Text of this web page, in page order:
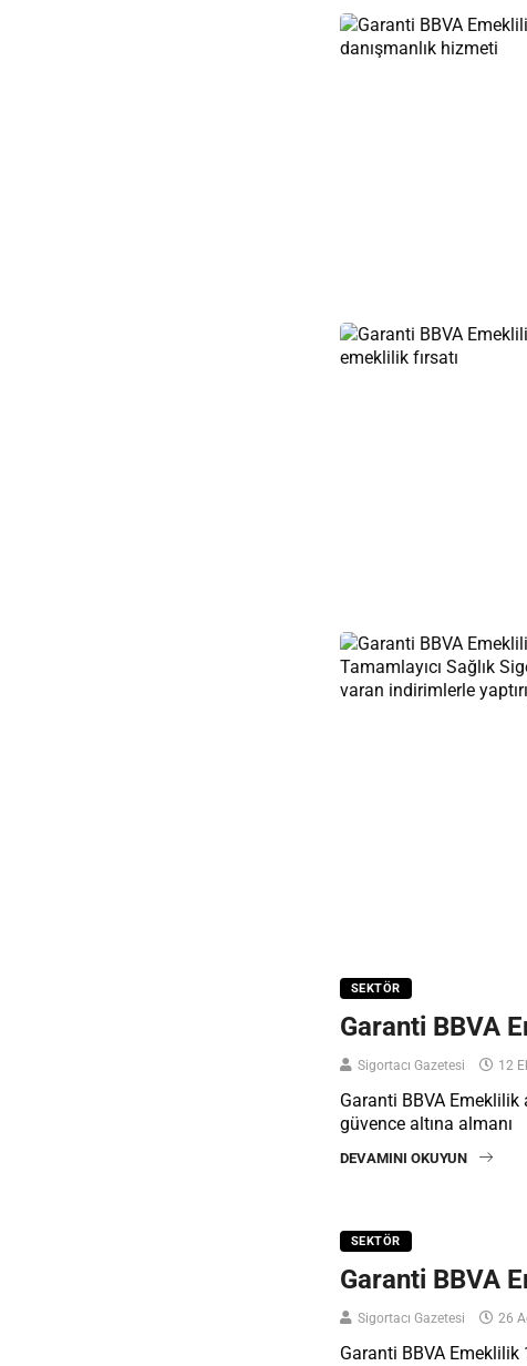
SEKTÖR
Garanti BBVA
Sigortacı Gazetesi 12
Garanti BBVA
güvence altına almanı
DEVAMINI OKUYUN
SEKTÖR
Garanti BBVA
Sigortacı Gazetesi 26
Garanti BBVA Emeklilik